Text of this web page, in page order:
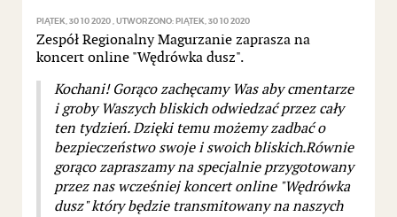
PIĄTEK, 30 10 2020 UTWORZONO: PIĄTEK, 30 10 2020
Zespół Regionalny Magurzanie zaprasza na
koncert online "Wędrówka dusz".
Kochani! Gorąco zachęcamy Was aby cmentarze
i groby Waszych bliskich odwiedzać przez cały
ten tydzień. Dzięki temu możemy zadbać o
bezpieczeństwo swoje i swoich bliskich.Równie
gorąco zapraszamy na specjalnie przygotowany
przez nas wcześniej koncert online "Wędrówka
dusz" który będzie transmitowany na naszych